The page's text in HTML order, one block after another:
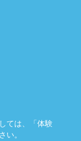
ては、「体験
。